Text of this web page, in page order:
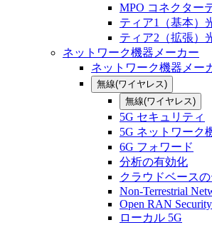
MPO コネクター
ティア1（基本）
ティア2（拡張）
ネットワーク機器メーカー
ネットワーク機器メー
無線(ワイヤレス)
無線(ワイヤレス)
5G セキュリティ
5G ネットワーク
6G フォワード
分析の有効化
クラウドベースの
Non-Terrestrial
Open RAN
ローカル 5G